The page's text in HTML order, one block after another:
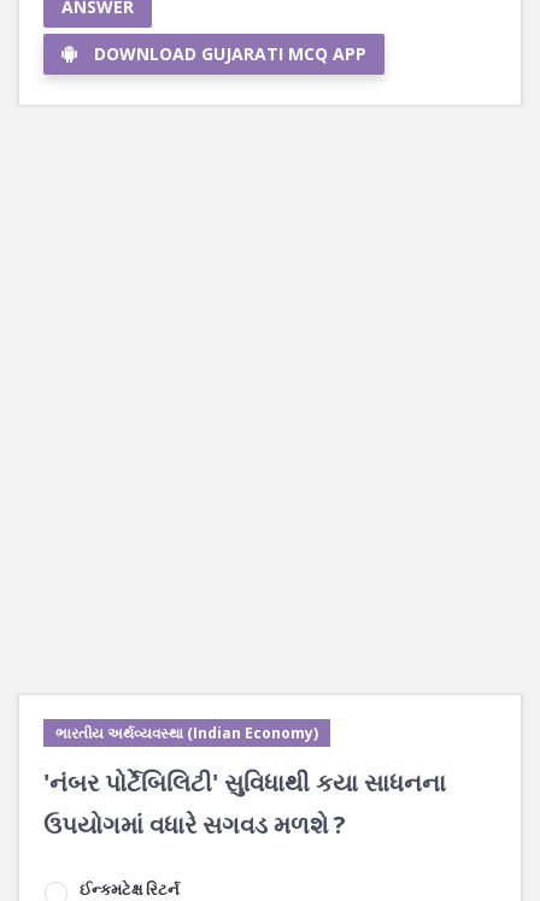
ANSWER
DOWNLOAD GUJARATI MCQ APP
ભારતીય અર્થવ્યવસ્થા (Indian Economy)
'નંબર પોર્ટેબિલિટી' સુવિધાથી કયા સાધનના
ઉપયોગમાં વધારે સગવડ મળશે ?
ઈન્કમટેક્ષ રિટર્ન